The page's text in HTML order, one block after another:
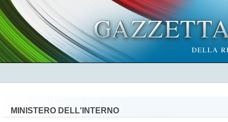
MINISTERO DELL'INTERNO